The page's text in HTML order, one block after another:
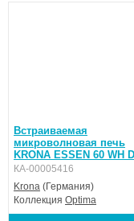
Встраиваемая
микроволновая печь
KRONA ESSEN 60 WH
КА-00005416
Krona (Германия)
Коллекция Optima